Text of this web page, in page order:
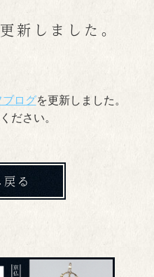
新しました。
ログを更新しました。
ださい。
る